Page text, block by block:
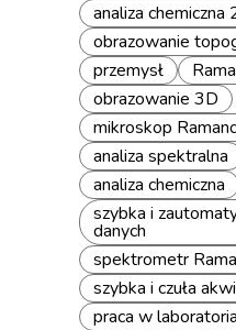
analiza chemiczna
obrazowanie
przemysł
obrazowanie 3D
mikroskop
analiza spektralna
analiza chemiczna
szybka i
danych
spektrometr
szybka i czuła
praca w